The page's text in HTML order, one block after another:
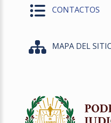
CONTACTOS
MAPA DEL